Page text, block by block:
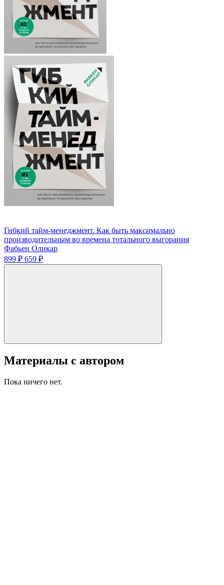
Гибкий тайм-менеджмент. Как быть максимально
производительным во времена тотального выгорания
Фабьен Оликар
899 ₽ 659 ₽
Материалы с автором
Пока ничего нет.